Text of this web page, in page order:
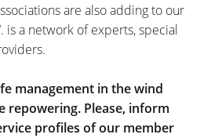
are also adding to our
is a network of experts, special
management in the wind
repowering. Please, inform
profiles of our member